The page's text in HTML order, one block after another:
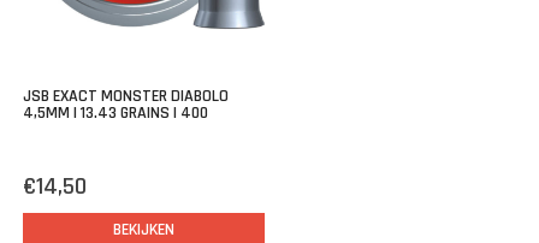
JSB EXACT MONSTER DIABOLO
4,5MM | 13.43 GRAINS | 400
€14,50
BEKIJKEN